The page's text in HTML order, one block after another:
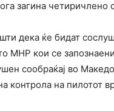
загина четиричлено
дека ќе бидат
МНР кои се
сообраќај во
контрола на пилотот